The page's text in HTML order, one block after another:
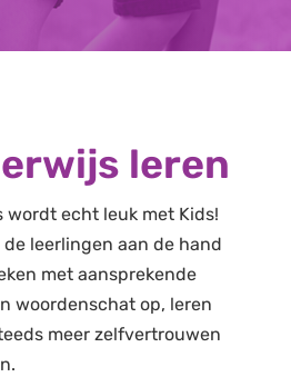
leren
wordt echt leuk met Kids!
leerlingen aan de hand
met aansprekende
woordenschat op, leren
meer zelfvertrouwen